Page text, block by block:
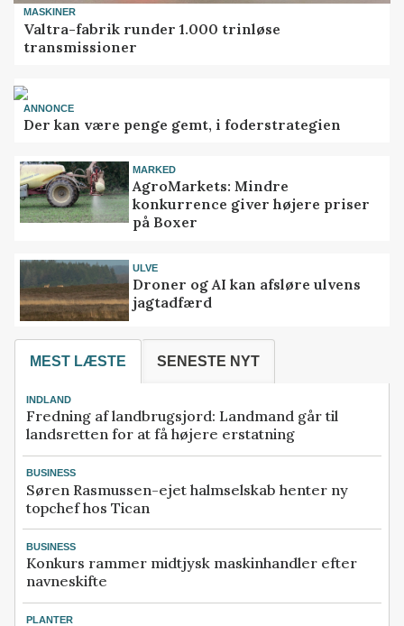
MASKINER
Valtra-fabrik runder 1.000 trinløse
transmissioner
ANNONCE
Der kan være penge gemt, i foderstrategien
MARKED
AgroMarkets: Mindre
konkurrence giver højere priser
på Boxer
ULVE
Droner og AI kan afsløre ulvens
jagtadfærd
MEST LÆSTE SENESTE NYT
INDLAND
Fredning af landbrugsjord: Landmand går til
landsretten for at få højere erstatning
BUSINESS
Søren Rasmussen-ejet halmselskab henter ny
topchef hos Tican
BUSINESS
Konkurs rammer midtjysk maskinhandler efter
navneskifte
PLANTER